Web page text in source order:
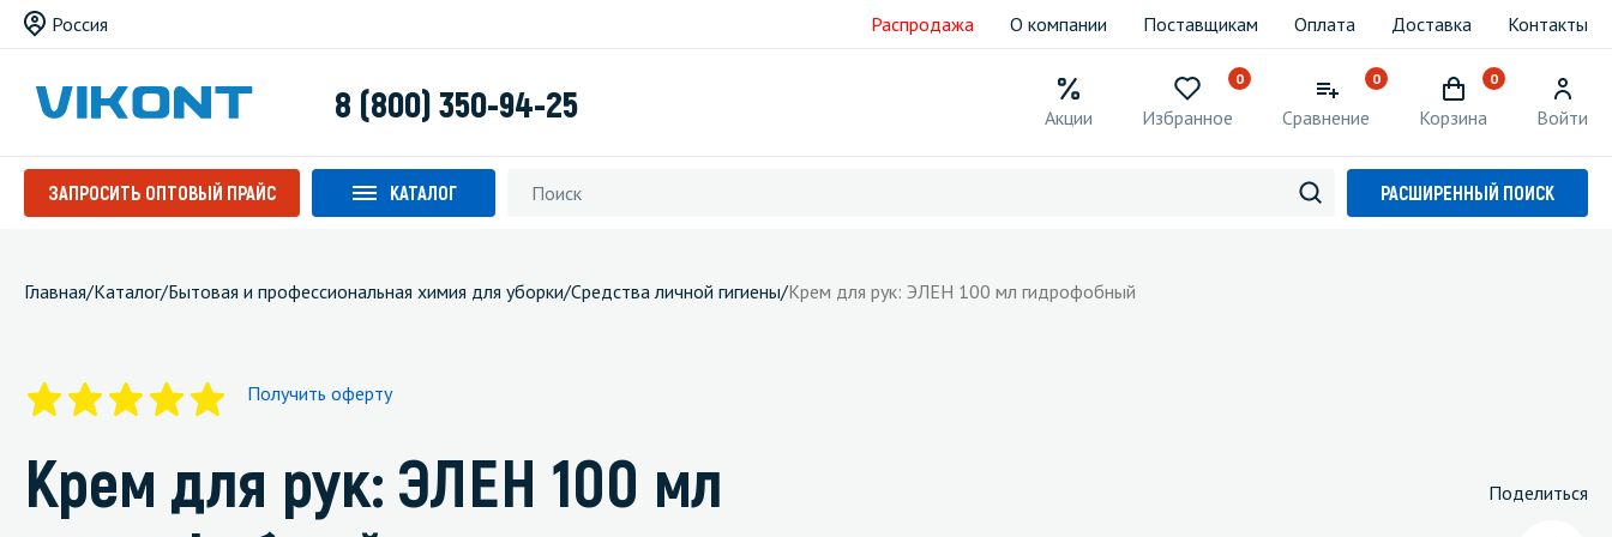
Россия Распродажа О компании Поставщикам Оплата Доставка Контакты
8 (800) 350-94-25 Акции
0
Избранное
0
Сравнение
0
Корзина Войти
ЗАПРОСИТЬ ОПТОВЫЙ ПРАЙС КАТАЛОГ РАСШИРЕННЫЙ ПОИСК
Главная/Каталог/Бытовая и профессиональная химия для уборки/Средства личной гигиены/Крем для рук: ЭЛЕН 100 мл гидрофобный
Получить оферту
Поделиться
Крем для рук: ЭЛЕН 100 мл